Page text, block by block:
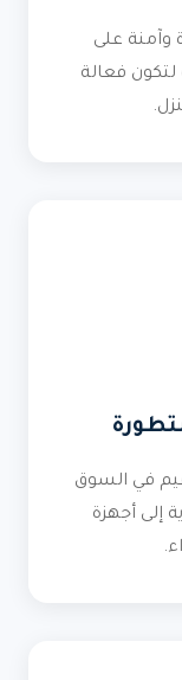
على
لتكون فعالة
في السوق
إلى أجهزة